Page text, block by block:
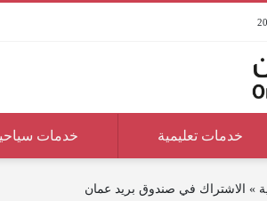
خدمات تعليمية خدمات
» الاشتراك في صندوق بريد عمان